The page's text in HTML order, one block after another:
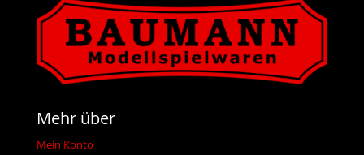
Mehr über
Mein Konto